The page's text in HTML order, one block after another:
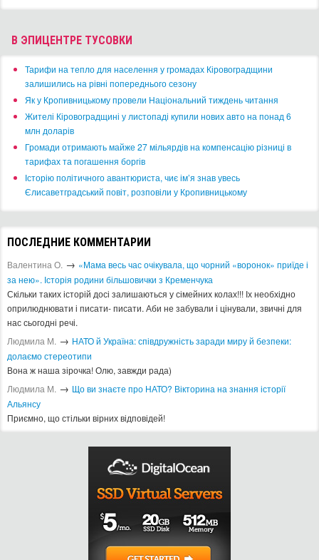
В ЭПИЦЕНТРЕ ТУСОВКИ
​Тарифи на тепло для населення у громадах Кіровоградщини
залишились на рівні попереднього сезону
​Як у Кропивницькому провели Національний тиждень читання
​Жителі Кіровоградщині у листопаді купили нових авто на понад 6
млн доларів
​Громади отримають майже 27 мільярдів на компенсацію різниці в
тарифах та погашення боргів
Історію політичного авантюриста, чиє ім’я знав увесь
Єлисаветградський повіт, розповіли у Кропивницькому
ПОСЛЕДНИЕ КОММЕНТАРИИ
Валентина О. → «Мама весь час очікувала, що чорний «воронок» приїде і
за нею». Історія родини більшовички з Кременчука
Скільки таких історій досі залишаються у сімейних колах!!! Іх необхідно
оприлюднювати і писати- писати. Аби не забували і цінували, звичні для
нас сьогодні речі.
Людмила М. → ​НАТО й Україна: співдружність заради миру й безпеки:
долаємо стереотипи
Вона ж наша зірочка! Олю, завжди рада)
Людмила М. → Що ви знаєте про НАТО? Вікторина на знання історії
Альянсу ​
Приємно, що стільки вірних відповідей!